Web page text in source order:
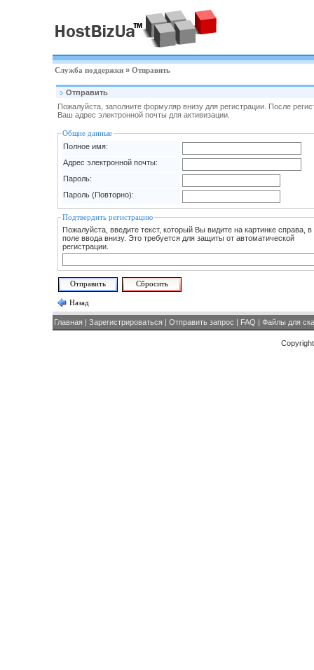
Служба поддержки » Отправить
Отправить
Пожалуйста, заполните формуляр внизу для регистрации. После
Ваш адрес электронной почты для активизации.
Общие данные
Полное имя:
Адрес электронной почты:
Пароль:
Пароль (Повторно):
Подтвердить регистрацию
Пожалуйста, введите текст, который Вы видите на картинке справа, в
поле ввода внизу. Это требуется для защиты от автоматической
регистрации.
Назад
Главная | Зарегистрироваться | Отправить запрос | FAQ | Файлы для